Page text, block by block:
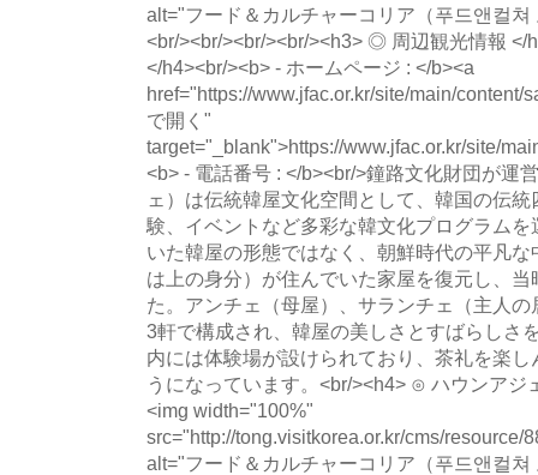
alt="フード＆カルチャーコリア（푸드앤컬쳐
<br/><br/><br/><br/><h3> ◎ 周辺観光情報
</h4><br/><b> - ホームページ : </b><a
href="https://www.jfac.or.kr/site/main/content/
で開く"
target="_blank">https://www.jfac.or.kr/site/
<b> - 電話番号 : </b><br/>鐘路文化財団が運
ェ）は伝統韓屋文化空間として、韓国の伝
験、イベントなど多彩な韓文化プログラム
いた韓屋の形態ではなく、朝鮮時代の平凡
は上の身分）が住んでいた家屋を復元し、
た。アンチェ（母屋）、サランチェ（主人
3軒で構成され、韓屋の美しさとすばらしさ
内には体験場が設けられており、茶礼を楽
うになっています。<br/><h4> ⊙ ハウンアジ
<img width="100%"
src="http://tong.visitkorea.or.kr/cms/resource/
alt="フード＆カルチャーコリア（푸드앤컬쳐